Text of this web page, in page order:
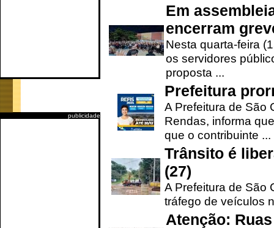
publicidade
Em
encerram
Nesta quarta-feira
os servidores
proposta ...
Prefeitura
A Prefeitura de São
Rendas, informa
que o contribuinte ...
Trânsito é
(27)
A Prefeitura de São
tráfego de veículos
Atenção: